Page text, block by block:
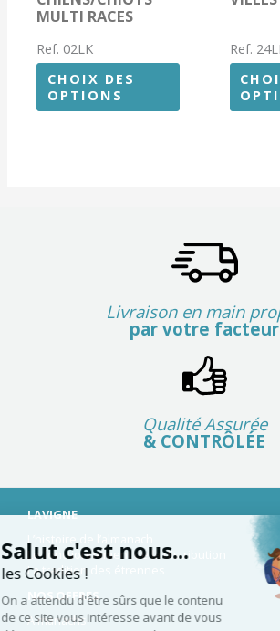
MULTI RACES
Ref. 02LK
CHOIX DES
OPTIONS
Ref.
Livraison en main
par votre facteur
Qualité Assurée
& CONTRÔLÉE
LAVIGNE
L’histoire de l’almanach
Le fonctionnement de la distribution
La tradition des étrennes
NOS OFFRES
Almanachs
Salut c'est nous...
les Cookies !
On a attendu d'être sûrs que le contenu
de ce site vous intéresse avant de vous